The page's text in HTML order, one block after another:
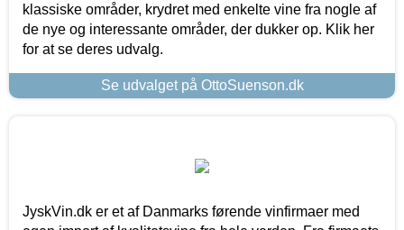
klassiske områder, krydret med enkelte vine fra nogle af
de nye og interessante områder, der dukker op. Klik her
for at se deres udvalg.
Se udvalget på OttoSuenson.dk
JyskVin.dk er et af Danmarks førende vinfirmaer med